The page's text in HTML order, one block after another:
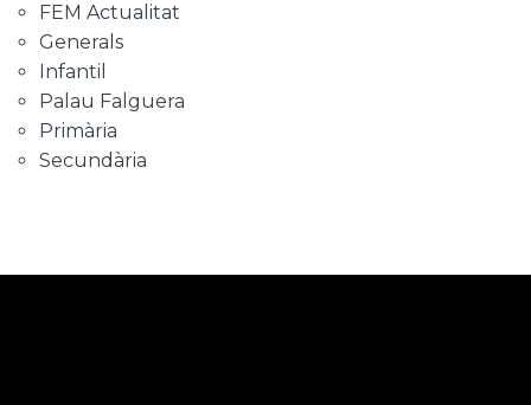
FEM Actualitat
Generals
Infantil
Palau Falguera
Primària
Secundària